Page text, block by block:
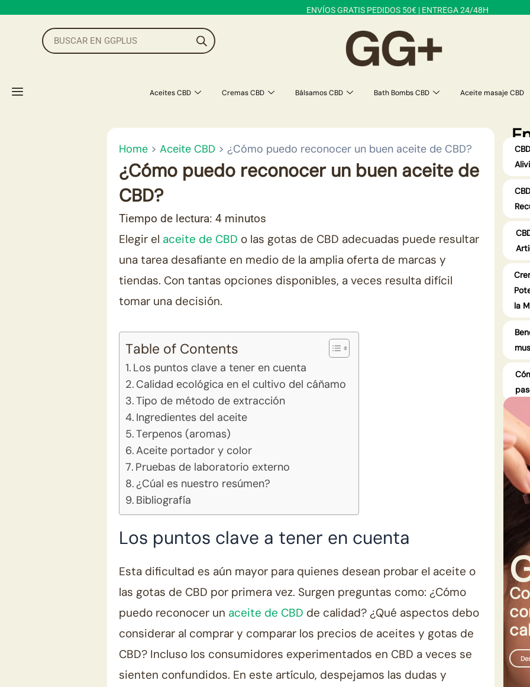
contenido
ENVÍOS GRATIS PEDIDOS 50€ | ENTREGA 24/48H
Búsqueda
de
productos
Aceites CBD Cremas CBD Bálsamos CBD Bath Bombs CBD Aceite masaje CBD
Home> Aceite CBD > ¿Cómo puedo reconocer un buen aceite de CBD?
¿Cómo puedo reconocer un buen aceite de
CBD?
Tiempo de lectura: 4 minutos
Elegir el aceite de CBD o las gotas de CBD adecuadas puede resultar
una tarea desafiante en medio de la amplia oferta de marcas y
tiendas. Con tantas opciones disponibles, a veces resulta difícil
tomar una decisión.
Table of Contents
Los puntos clave a tener en cuenta
Calidad ecológica en el cultivo del cáñamo
Tipo de método de extracción
Ingredientes del aceite
Terpenos (aromas)
Aceite portador y color
Pruebas de laboratorio externo
¿Cúal es nuestro resúmen?
Bibliografía
Los puntos clave a tener en cuenta
Esta dificultad es aún mayor para quienes desean probar el aceite o
las gotas de CBD por primera vez. Surgen preguntas como: ¿Cómo
puedo reconocer un aceite de CBD de calidad? ¿Qué aspectos debo
considerar al comprar y comparar los precios de aceites y gotas de
CBD? Incluso los consumidores experimentados en CBD a veces se
sienten confundidos. En este artículo, despejamos las dudas y
la